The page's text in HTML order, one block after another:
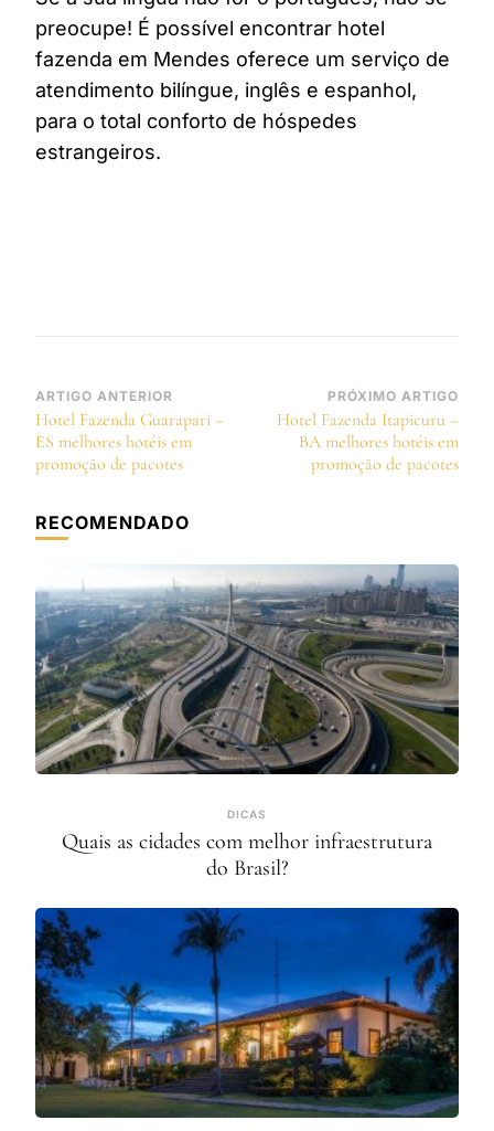
preocupe! É possível encontrar hotel
fazenda em Mendes oferece um serviço de
atendimento bilíngue, inglês e espanhol,
para o total conforto de hóspedes
estrangeiros.
Navegação
de
post
ARTIGO ANTERIOR
Hotel Fazenda Guarapari –
ES melhores hotéis em
promoção de pacotes
PRÓXIMO ARTIGO
Hotel Fazenda Itapicuru –
BA melhores hotéis em
promoção de pacotes
RECOMENDADO
DICAS
Quais as cidades com melhor infraestrutura
do Brasil?